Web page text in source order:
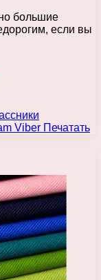
большие
если вы
Viber Печатать